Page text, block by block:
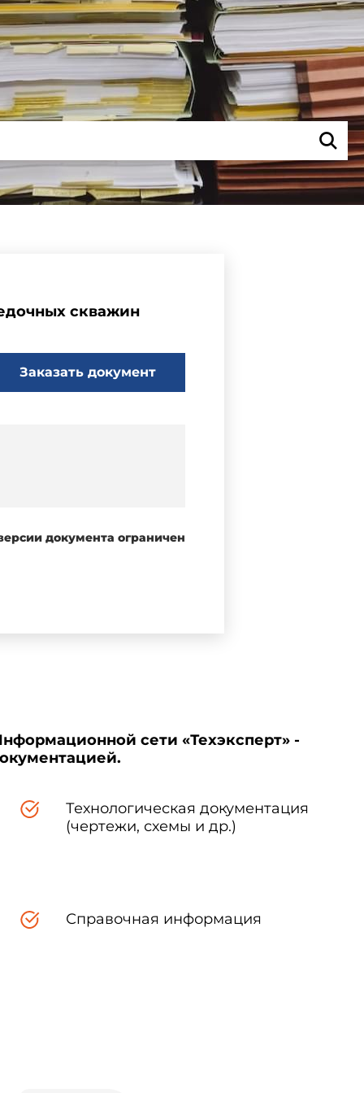
скважин
Заказать документ
документа ограничен
сети «Техэксперт» -
Технологическая документация
(чертежи, схемы и др.)
Справочная информация